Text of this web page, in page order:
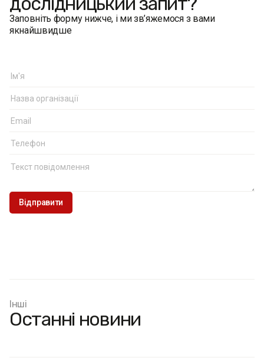
Заповніть форму нижче, і ми зв’яжемося з вами
якнайшвидше
Інші
Останні новини